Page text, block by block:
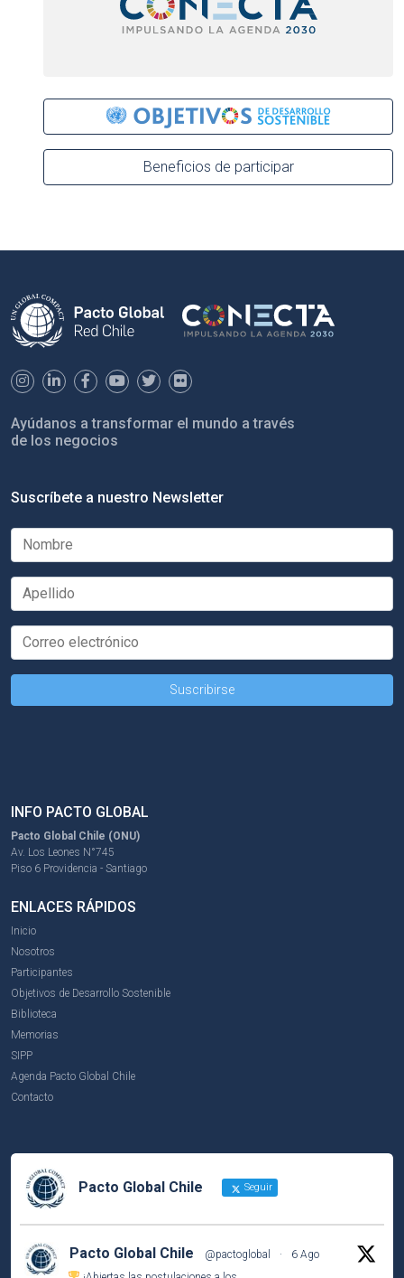
Beneficios de participar
Ayúdanos a transformar el mundo a través
de los negocios
Suscríbete a nuestro Newsletter
INFO PACTO GLOBAL
Pacto Global Chile (ONU)
Av. Los Leones N°745
Piso 6 Providencia - Santiago
ENLACES RÁPIDOS
Inicio
Nosotros
Participantes
Objetivos de Desarrollo Sostenible
Biblioteca
Memorias
SIPP
Agenda Pacto Global Chile
Contacto
Pacto Global Chile Seguir
Pacto Global Chile @pactoglobal ·
6 Ago